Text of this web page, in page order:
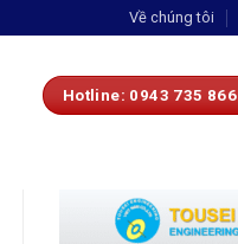
Về chúng tôi
Hotline: 0943 735 866